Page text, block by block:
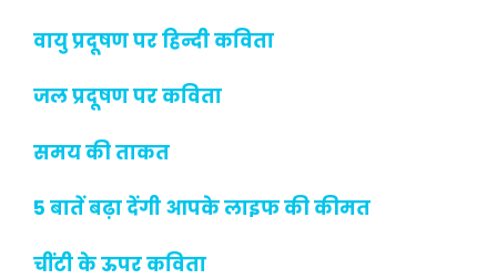
वायु प्रदूषण पर हिन्दी कविता
जल प्रदूषण पर कविता
समय की ताकत
5 बातें बढ़ा देंगी आपके लाइफ की कीमत
चींटी के ऊपर कविता